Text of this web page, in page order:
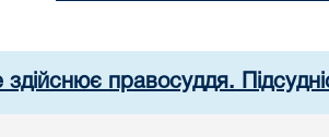
правосуддя.